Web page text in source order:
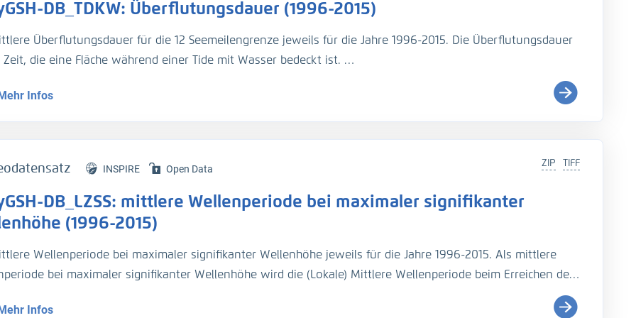
DB_TDKW: Überflutungsdauer (1996-2015)
Überflutungsdauer für die 12 Seemeilengrenze jeweils für die Jahre 1996-2015. Die Überflutungsdauer
Zeit, die eine Fläche während einer Tide mit Wasser bedeckt ist.
Beschreibung der Analysemodi befindet sich im BAWiki (
http://wiki.baw.de/de/index.php/Tidekennwer
).
R., et.al., (2019), Validierungsdokument - EasyGSH-DB - Teil: UnTRIM-SediMorph-Unk, doi:
J., et.al., (2020), Flächenhafte Analysen numerischer Simulationen aus EasyGSH-DB, doi:
R., Plüß, A., Ihde, R., Freund, J., Dreier, N., Nehlsen, E., Schrage, N., Fröhle, P., Kösters, F. (2021): An
marine data collection for the German Bight – Part 2: Tides, salinity, and waves (1996–2015). Earth
Science Data.
Infos
TIFF
ZIP
INSPIRE Open Data
DB_LZSS: mittlere Wellenperiode bei maximaler signifikanter
(1996-2015)
Wellenperiode bei maximaler signifikanter Wellenhöhe jeweils für die Jahre 1996-2015. Als mittlere
bei maximaler signifikanter Wellenhöhe wird die (Lokale) Mittlere Wellenperiode beim Erreichen der
maximalen signifikanten Wellenhöhe bezeichnet. Eine genaue Beschreibung der Analysemodi befindet
BAWiki (http://wiki.baw.de/de/index.php/Kennwerte_des_Seegangs
Infos